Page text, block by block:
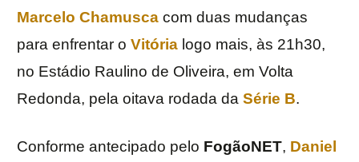
Marcelo Chamusca com duas mudanças
para enfrentar o Vitória logo mais, às 21h30,
no Estádio Raulino de Oliveira, em Volta
Redonda, pela oitava rodada da Série B.
Conforme antecipado pelo FogãoNET, Daniel